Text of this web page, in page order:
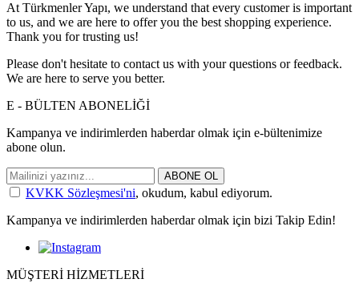
At Türkmenler Yapı, we understand that every customer is important
to us, and we are here to offer you the best shopping experience.
Thank you for trusting us!
Please don't hesitate to contact us with your questions or feedback.
We are here to serve you better.
E - BÜLTEN ABONELİĞİ
Kampanya ve indirimlerden haberdar olmak için e-bültenimize
abone olun.
ABONE OL
KVKK Sözleşmesi'ni, okudum, kabul ediyorum.
Kampanya ve indirimlerden haberdar olmak için bizi Takip Edin!
MÜŞTERİ HİZMETLERİ